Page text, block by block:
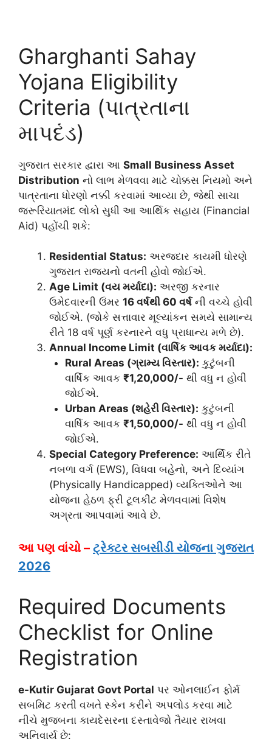
Gharghanti Sahay
Yojana Eligibility
Criteria (પાત્રતાના
માપદંડ)
ગુજરાત સરકાર દ્વારા આ Small Business Asset
Distribution નો લાભ મેળવવા માટે ચોક્કસ નિયમો અને
પાત્રતાના ધોરણો નક્કી કરવામાં આવ્યા છે, જેથી સાચા
જરૂરિયાતમંદ લોકો સુધી આ આર્થિક સહાય (Financial
Aid) પહોંચી શકે:
Residential Status: અરજદાર કાયમી ધોરણે
ગુજરાત રાજ્યનો વતની હોવો જોઈએ.
Age Limit (વય મર્યાદા): અરજી કરનાર
ઉમેદવારની ઉંમર 16 વર્ષથી 60 વર્ષની વચ્ચે હોવી
જોઈએ. (જોકે સત્તાવાર મૂલ્યાંકન સમયે સામાન્ય
રીતે 18 વર્ષ પૂર્ણ કરનારને વધુ પ્રાધાન્ય મળે છે).
Annual Income Limit (વાર્ષિક આવક મર્યાદા):
Rural Areas (ગ્રામ્ય વિસ્તાર): કુટુંબની
વાર્ષિક આવક ₹1,20,000/- થી વધુ ન હોવી
જોઈએ.
Urban Areas (શહેરી વિસ્તાર): કુટુંબની
વાર્ષિક આવક ₹1,50,000/- થી વધુ ન હોવી
જોઈએ.
Special Category Preference: આર્થિક રીતે
નબળા વર્ગ (EWS), વિધવા બહેનો, અને દિવ્યાંગ
(Physically Handicapped) વ્યક્તિઓને આ
યોજના હેઠળ ફ્રી ટૂલકીટ મેળવવામાં વિશેષ
અગ્રતા આપવામાં આવે છે.
આ પણ વાંચો – ટ્રેક્ટર સબસીડી યોજના ગુજરાત
2026
Required Documents
Checklist for Online
Registration
e-Kutir Gujarat Govt Portal પર ઓનલાઈન ફોર્મ
સબમિટ કરતી વખતે સ્કેન કરીને અપલોડ કરવા માટે
નીચે મુજબના કાયદેસરના દસ્તાવેજો તૈયાર રાખવા
અનિવાર્ય છે: